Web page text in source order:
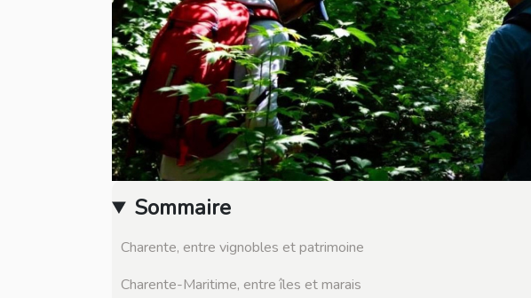
Sommaire
Charente, entre vignobles et patrimoine
Charente-Maritime, entre îles et marais